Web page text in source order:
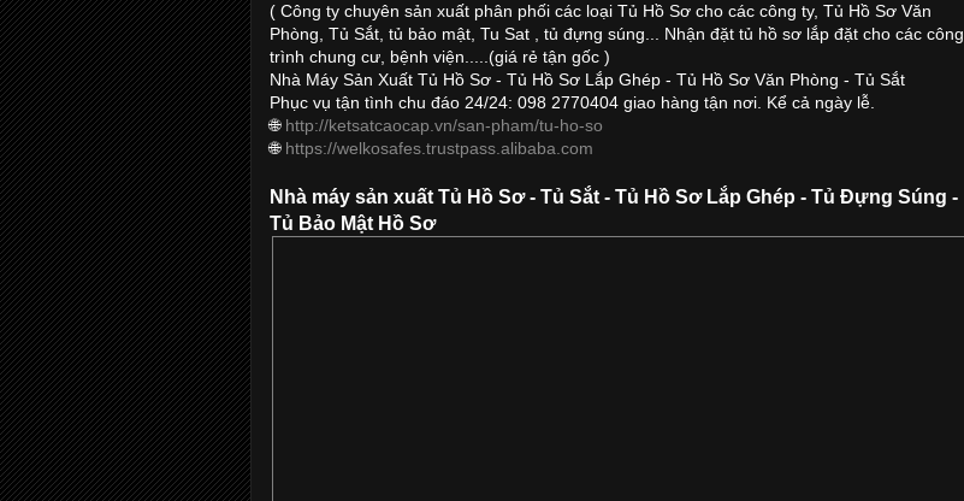
( Công ty chuyên sản xuất phân phối các loại Tủ Hồ Sơ cho các công ty, Tủ Hồ Sơ Văn
Phòng, Tủ Sắt, tủ bảo mật, Tu Sat , tủ đựng súng... Nhận đặt tủ hồ sơ lắp đặt cho các công
trình chung cư, bệnh viện.....(giá rẻ tận gốc )
Nhà Máy Sản Xuất Tủ Hồ Sơ - Tủ Hồ Sơ Lắp Ghép - Tủ Hồ Sơ Văn Phòng - Tủ Sắt
Phục vụ tận tình chu đáo 24/24: 098 2770404 giao hàng tận nơi. Kể cả ngày lễ.
🌐 http://ketsatcaocap.vn/san-pham/tu-ho-so
🌐 https://welkosafes.trustpass.alibaba.com
Nhà máy sản xuất Tủ Hồ Sơ - Tủ Sắt - Tủ Hồ Sơ Lắp Ghép - Tủ Đựng Súng -
Tủ Bảo Mật Hồ Sơ